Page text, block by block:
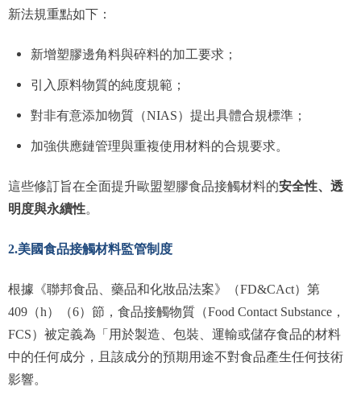
新法規重點如下：
新增塑膠邊角料與碎料的加工要求；
引入原料物質的純度規範；
對非有意添加物質（NIAS）提出具體合規標準；
加強供應鏈管理與重複使用材料的合規要求。
這些修訂旨在全面提升歐盟塑膠食品接觸材料的安全性、透
明度與永續性。
2.美國食品接觸材料監管制度
根據《聯邦食品、藥品和化妝品法案》（FD&CAct）第
409（h）（6）節，食品接觸物質（Food Contact Substance，
FCS）被定義為「用於製造、包裝、運輸或儲存食品的材料
中的任何成分，且該成分的預期用途不對食品產生任何技術
影響。